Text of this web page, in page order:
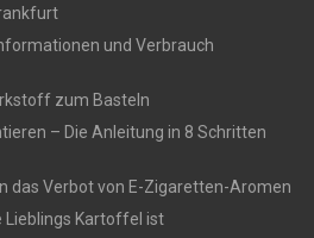
und Verbrauch
zum Basteln
– Die Anleitung in 8 Schritten
das Verbot von E-Zigaretten-Aromen
Lieblings Kartoffel ist